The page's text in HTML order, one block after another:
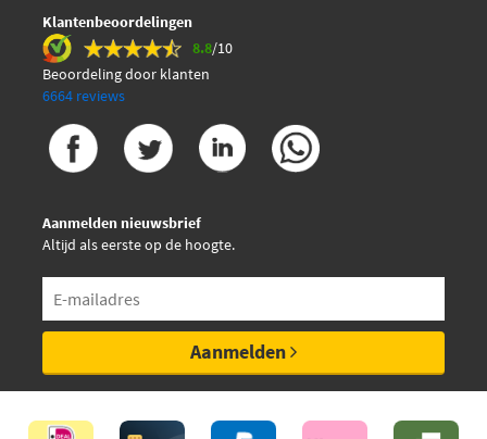
TRW JTE7731
Klantenbeoordelingen
8.8/10
Beoordeling door klanten
6664 reviews
Aanmelden nieuwsbrief
Altijd als eerste op de hoogte.
Aanmelden